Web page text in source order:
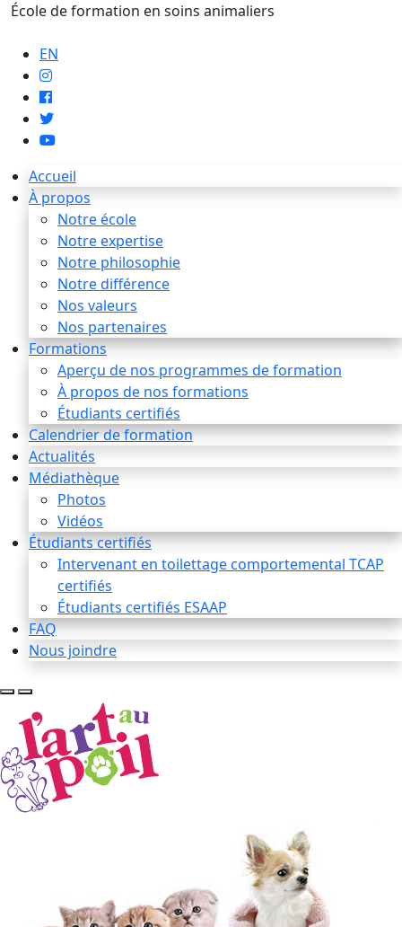
École de formation en soins animaliers
EN
Accueil
À propos
Notre école
Notre expertise
Notre philosophie
Notre différence
Nos valeurs
Nos partenaires
Formations
Aperçu de nos programmes de formation
À propos de nos formations
Étudiants certifiés
Calendrier de formation
Actualités
Médiathèque
Photos
Vidéos
Étudiants certifiés
Intervenant en toilettage comportemental TCAP
certifiés
Étudiants certifiés ESAAP
FAQ
Nous joindre